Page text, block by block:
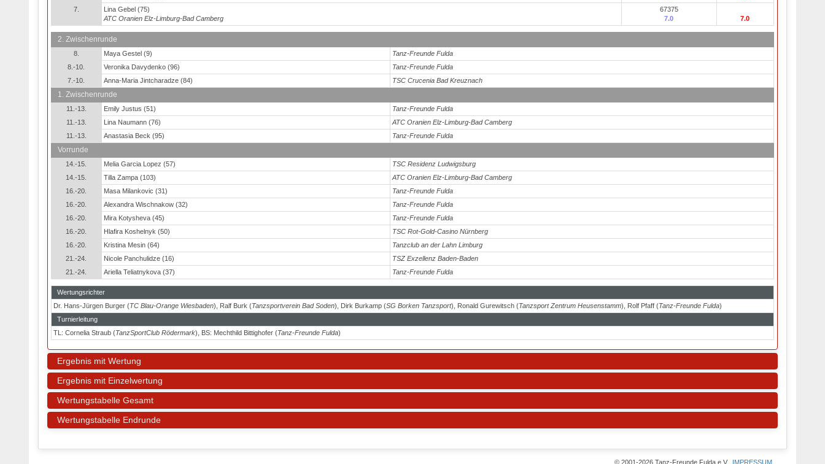
7.
Lina Gebel (75)
ATC Oranien Elz-Limburg-Bad Camberg
67375
7.0
7.0
2. Zwischenrunde
8. Maya Gestel (9)
Tanz-Freunde Fulda
8.-10.
Veronika Davydenko (96)
Tanz-Freunde Fulda
7.-10.
Anna-Maria Jintcharadze (84) TSC Crucenia Bad Kreuznach
1. Zwischenrunde
11.-13. Emily Justus (51)
Tanz-Freunde Fulda
11.-13.
Lina Naumann (76)
ATC Oranien Elz-Limburg-Bad Camberg
11.-13.
Anastasia Beck (95) Tanz-Freunde Fulda
Vorrunde
14.-15. Melia Garcia Lopez (57)
TSC Residenz Ludwigsburg
14.-15.
Tilla Zampa (103)
ATC Oranien Elz-Limburg-Bad Camberg
16.-20.
Masa Milankovic (31)
Tanz-Freunde Fulda
16.-20.
Alexandra Wischnakow (32)
Tanz-Freunde Fulda
16.-20.
Mira Kotysheva (45)
Tanz-Freunde Fulda
16.-20.
Hlafira Koshelnyk (50)
TSC Rot-Gold-Casino Nürnberg
16.-20.
Kristina Mesin (64)
Tanzclub an der Lahn Limburg
21.-24.
Nicole Panchulidze (16)
TSZ Exzellenz Baden-Baden
21.-24.
Ariella Teliatnykova (37) Tanz-Freunde Fulda
Wertungsrichter
Dr. Hans-Jürgen Burger (TC Blau-Orange Wiesbaden), Ralf Burk (Tanzsportverein Bad Soden), Dirk Burkamp (SG Borken Tanzsport), Ronald Gurewitsch (Tanzsport Zentrum Heusenstamm), Rolf Pfaff (Tanz-Freunde Fulda)
Turnierleitung
TL: Cornelia Straub (TanzSportClub Rödermark), BS: Mechthild Bittighofer (Tanz-Freunde Fulda)
Ergebnis mit Wertung
Ergebnis mit Einzelwertung
Wertungstabelle Gesamt
Wertungstabelle Endrunde
© 2001-2026 Tanz-Freunde Fulda e.V. IMPRESSUM